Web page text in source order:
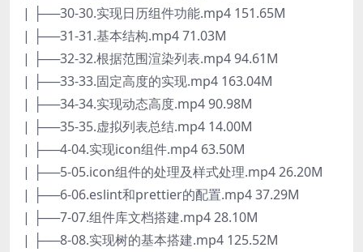
| ├──30-30.实现日历组件功能.mp4 151.65M
| ├──31-31.基本结构.mp4 71.03M
| ├──32-32.根据范围渲染列表.mp4 94.61M
| ├──33-33.固定高度的实现.mp4 163.04M
| ├──34-34.实现动态高度.mp4 90.98M
| ├──35-35.虚拟列表总结.mp4 14.00M
| ├──4-04.实现icon组件.mp4 63.50M
| ├──5-05.icon组件的处理及样式处理.mp4 26.20M
| ├──6-06.eslint和prettier的配置.mp4 37.29M
| ├──7-07.组件库文档搭建.mp4 28.10M
| ├──8-08.实现树的基本搭建.mp4 125.52M